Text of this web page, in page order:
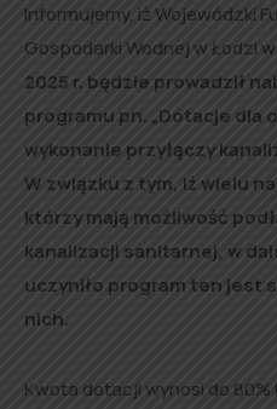
Informujemy, iż Wojewódzki
Gospodarki Wodnej w Łodzi
2025 r. będzie prowadził
programu pn. „Dotacje dla
wykonanie przyłączy
W związku z tym, iż wielu
którzy mają możliwość
kanalizacji sanitarnej, w
uczyniło program ten jest
nich.
Kwota dotacji wynosi do